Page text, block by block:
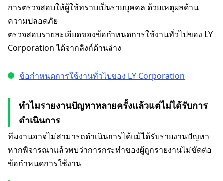
การตรวจสอบให้ผู้ใช้ทราบเป็นรายบุคคล ด้วยเหตุผลด้าน
ความปลอดภัย
ตรวจสอบรายละเอียดของข้อกำหนดการใช้งานทั่วไปของ LY
Corporation ได้จากลิงก์ด้านล่าง
ข้อกำหนดการใช้งานทั่วไปของ LY Corporation
ทำไมรายงานปัญหาหลายครั้งแล้วแต่ไม่ได้รับการ
ดำเนินการ
ทีมงานอาจไม่สามารถดำเนินการได้แม้ได้รับรายงานปัญหา
หากพิจารณาแล้วพบว่าการกระทำของผู้ถูกรายงานไม่ขัดต่อ
ข้อกำหนดการใช้งาน